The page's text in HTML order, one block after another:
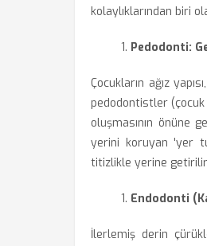
kolaylıklarından biri
Pedodonti:
Çocukların ağız
pedodontistler
oluşmasının önüne
yerini koruyan 'yer
titizlikle yerine
Endodonti
İlerlemiş derin